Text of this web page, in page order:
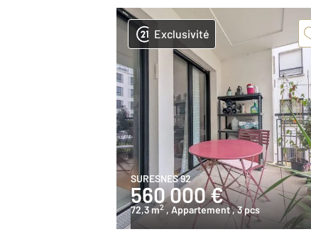
Exclusivité
SURESNES 92
560 000 €
72,3 m2 , Appartement, 3 pcs